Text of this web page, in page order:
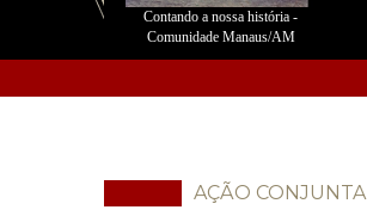
Contando a nossa história -
Comunidade Manaus/AM
AÇÃO CONJUNTA